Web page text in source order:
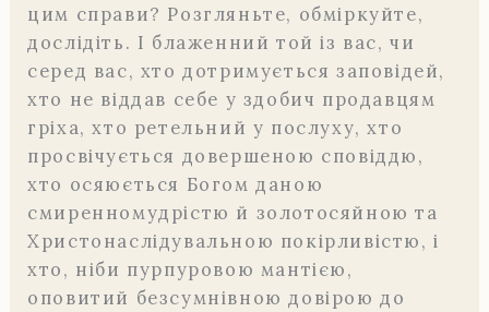
цим справи? Розгляньте, обміркуйте,
дослідіть. І блаженний той із вас, чи
серед вас, хто дотримується заповідей,
хто не віддав себе у здобич продавцям
гріха, хто ретельний у послуху, хто
просвічується довершеною сповіддю,
хто осяюється Богом даною
смиренномудрістю й золотосяйною та
Христонаслідувальною покірливістю, і
хто, ніби пурпуровою мантією,
оповитий безсумнівною довірою до